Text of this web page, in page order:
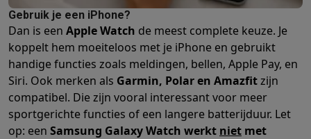
StrijkenStoomgeneratorsStrijkijzersKledingstomersActieve
Naaien
NaaimachinesAccessoires
Verkoelen Mobiele airco’s AircoolersVentilatorsAccessoires
LuchtbehandelingLuchtreinigersLuchtbevochtigers
VerwarmenElektrische verwarmingElektrische dekens
Wassen & drogen WasmachinesDroogkastenWasmachine en
HuisdierenAutomatische voerbakAutomatische kattenbak
Beauty & gezondheid
Gebruik je een iPhone?
Dan is een Apple Watch de meest complete keuze. Je
koppelt hem moeiteloos met je iPhone en gebruikt
handige functies zoals meldingen, bellen, Apple Pay, en
Siri. Ook merken als Garmin, Polar en Amazfitzijn
compatibel. Die zijn vooral interessant voor meer
sportgerichte functies of een langere batterijduur. Let
op: een Samsung Galaxy Watch werkt niet met